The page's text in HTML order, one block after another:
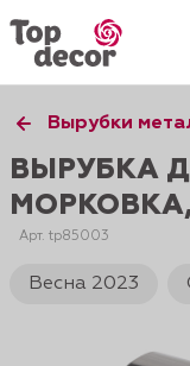
Вырубки
ВЫРУБКА
Арт. tp85003
Весна 2023